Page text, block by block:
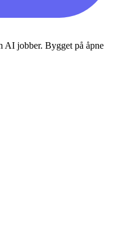
jobber. Bygget på åpne